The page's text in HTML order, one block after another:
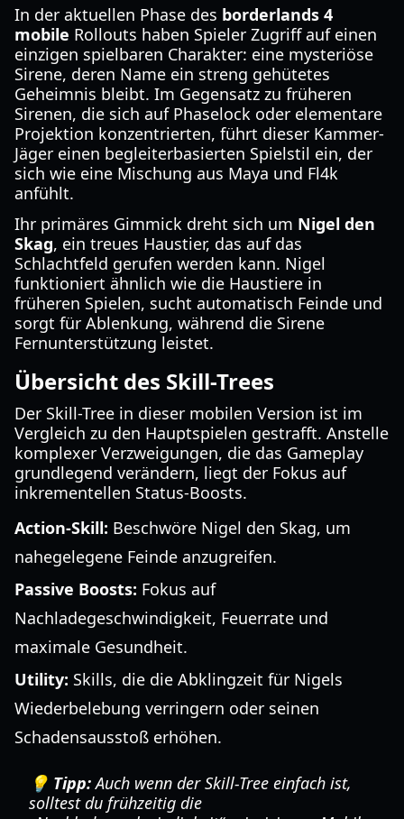
In der aktuellen Phase des borderlands 4
mobile Rollouts haben Spieler Zugriff auf einen
einzigen spielbaren Charakter: eine mysteriöse
Sirene, deren Name ein streng gehütetes
Geheimnis bleibt. Im Gegensatz zu früheren
Sirenen, die sich auf Phaselock oder elementare
Projektion konzentrierten, führt dieser Kammer-
Jäger einen begleiterbasierten Spielstil ein, der
sich wie eine Mischung aus Maya und Fl4k
anfühlt.
Ihr primäres Gimmick dreht sich um Nigel den
Skag, ein treues Haustier, das auf das
Schlachtfeld gerufen werden kann. Nigel
funktioniert ähnlich wie die Haustiere in
früheren Spielen, sucht automatisch Feinde und
sorgt für Ablenkung, während die Sirene
Fernunterstützung leistet.
Übersicht des Skill-Trees
Der Skill-Tree in dieser mobilen Version ist im
Vergleich zu den Hauptspielen gestrafft. Anstelle
komplexer Verzweigungen, die das Gameplay
grundlegend verändern, liegt der Fokus auf
inkrementellen Status-Boosts.
Action-Skill: Beschwöre Nigel den Skag, um
nahegelegene Feinde anzugreifen.
Passive Boosts: Fokus auf
Nachladegeschwindigkeit, Feuerrate und
maximale Gesundheit.
Utility: Skills, die die Abklingzeit für Nigels
Wiederbelebung verringern oder seinen
Schadensausstoß erhöhen.
💡 Tipp:Auch wenn der Skill-Tree einfach ist,
solltest du frühzeitig die